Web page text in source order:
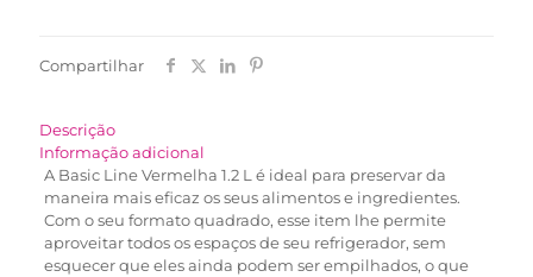
Compartilhar
Descrição
Informação adicional
A Basic Line Vermelha 1.2 L é ideal para preservar da
maneira mais eficaz os seus alimentos e ingredientes.
Com o seu formato quadrado, esse item lhe permite
aproveitar todos os espaços de seu refrigerador, sem
esquecer que eles ainda podem ser empilhados, o que